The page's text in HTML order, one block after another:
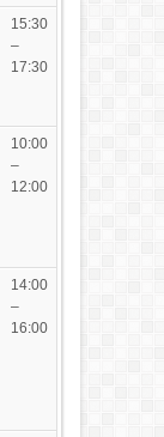
15:30
–
17:30
10:00
–
12:00
14:00
–
16:00